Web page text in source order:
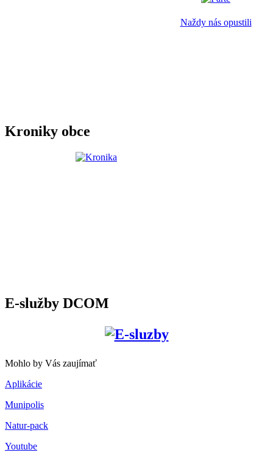
Naždy nás opustili
Kroniky obce
E-služby DCOM
Mohlo by Vás zaujímať
Aplikácie
Munipolis
Natur-pack
Youtube